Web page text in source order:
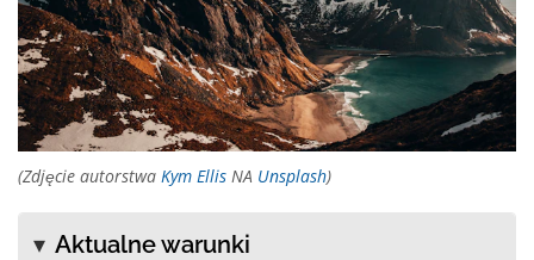
(Zdjęcie autorstwa Kym Ellis NA Unsplash)
Aktualne warunki